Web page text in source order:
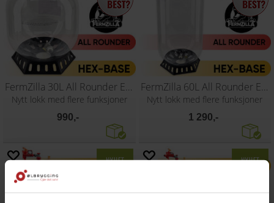
FermZilla 30L All Rounder Easy-Grip
Nytt lokk med flere funksjoner
990,-
FermZilla 60L All Rounder Easy-Grip
Nytt lokk med flere funksjoner
1 290,-